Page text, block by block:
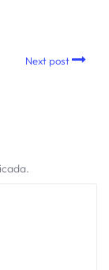
Next post